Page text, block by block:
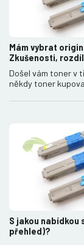
Mám vybrat
Zkušenosti,
Došel vám toner v
někdy toner
S jakou
přehled)?